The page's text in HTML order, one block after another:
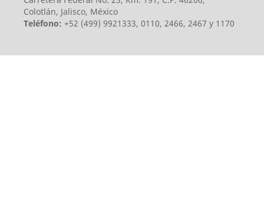
Colotlán, Jalisco, México
Teléfono: +52 (499) 9921333, 0110, 2466, 2467 y 1170